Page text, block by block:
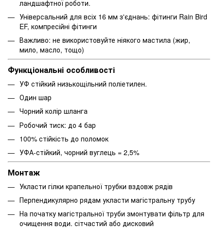
ландшафтної роботи.
Універсальний для всіх 16 мм з'єднань: фітинги Rain Bird
EF, компресійні фітинги
Важливо: не використовуйте ніякого мастила (жир,
мило, масло, тощо)
Функціональні особливості
УФ стійкий низькощільний поліетилен.
Один шар
Чорний колір шланга
Робочий тиск: до 4 бар
100% стійкість до поломок
УФА-стійкий, чорний вуглець = 2,5%
Монтаж
Укласти гілки крапельної трубки вздовж рядів
Перпендикулярно рядам укласти магістральну трубу
На початку магістральної труби змонтувати фільтр для
очищення води. сітчастий або дисковий